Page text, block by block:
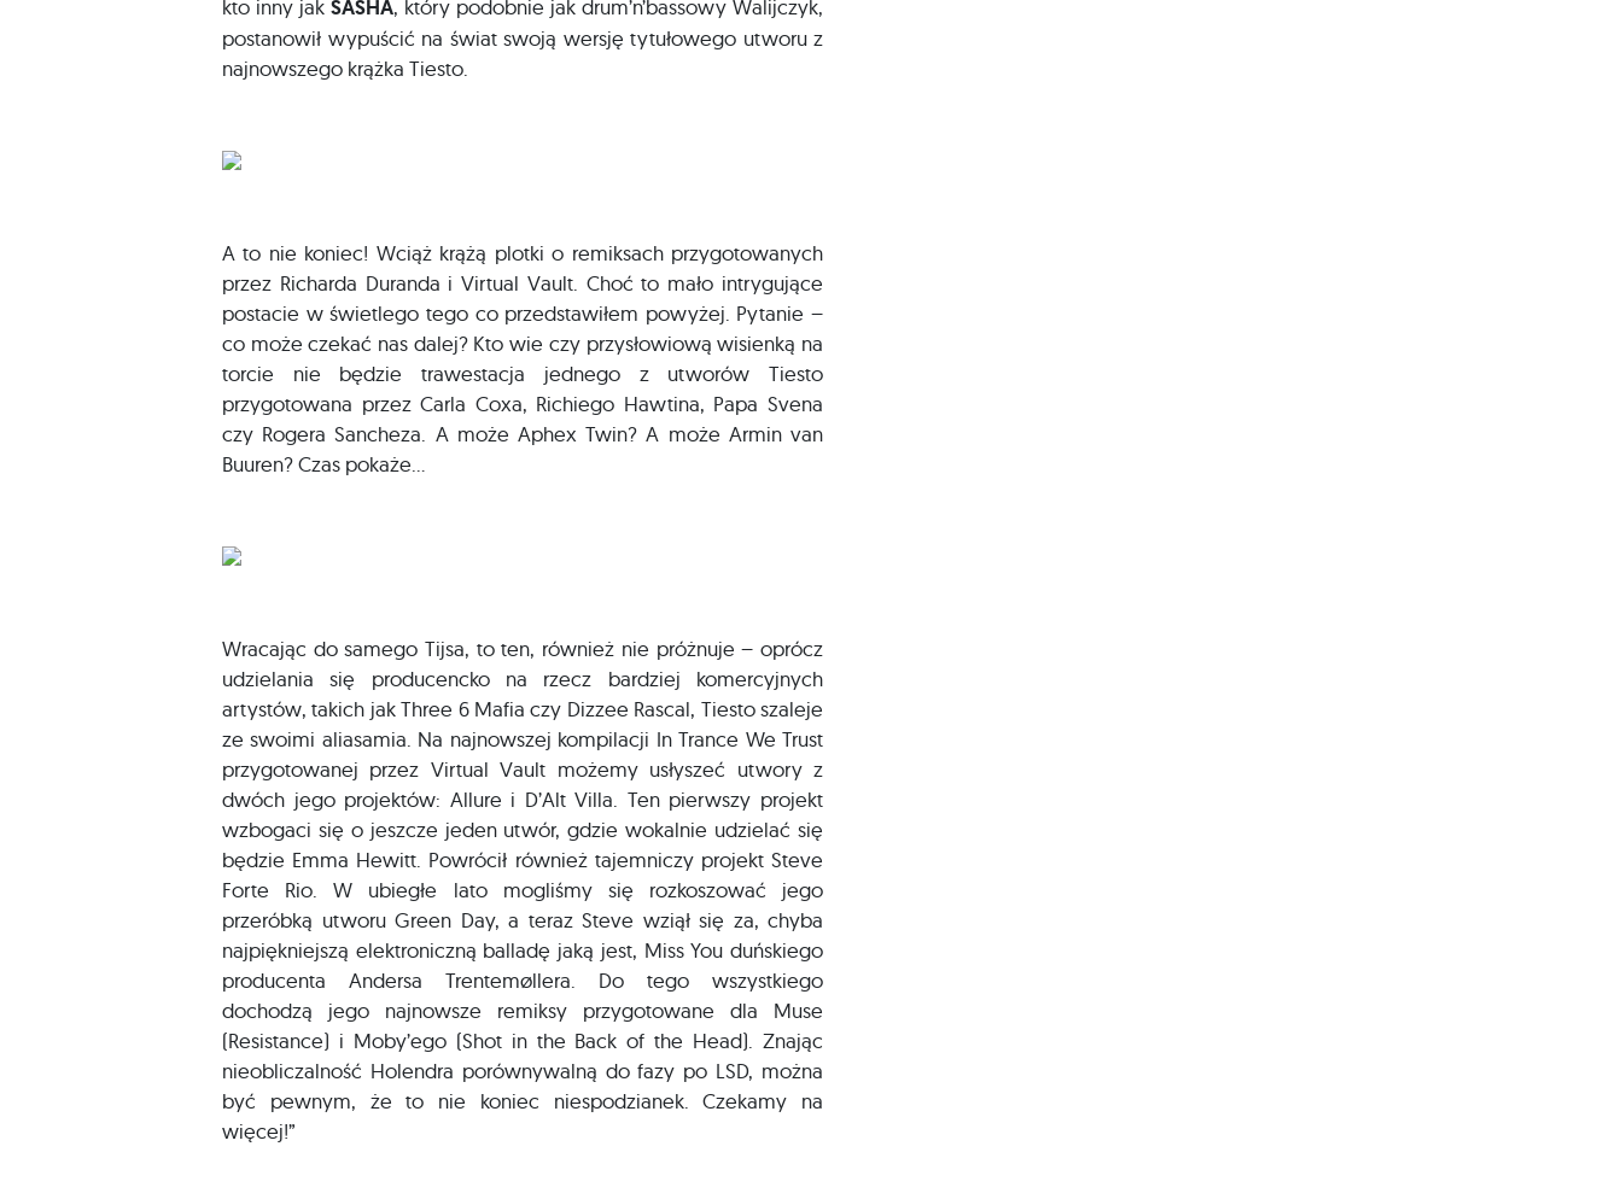
kto inny jak SASHA, który podobnie jak drum’n’bassowy Walijczyk,
postanowił wypuścić na świat swoją wersję tytułowego utworu z
najnowszego krążka Tiesto.
A to nie koniec! Wciąż krążą plotki o remiksach przygotowanych
przez Richarda Duranda i Virtual Vault. Choć to mało intrygujące
postacie w świetlego tego co przedstawiłem powyżej. Pytanie –
co może czekać nas dalej? Kto wie czy przysłowiową wisienką na
torcie nie będzie trawestacja jednego z utworów Tiesto
przygotowana przez Carla Coxa, Richiego Hawtina, Papa Svena
czy Rogera Sancheza. A może Aphex Twin? A może Armin van
Buuren? Czas pokaże…
Wracając do samego Tijsa, to ten, również nie próżnuje – oprócz
udzielania się producencko na rzecz bardziej komercyjnych
artystów, takich jak Three 6 Mafia czy Dizzee Rascal, Tiesto szaleje
ze swoimi aliasamia. Na najnowszej kompilacji In Trance We Trust
przygotowanej przez Virtual Vault możemy usłyszeć utwory z
dwóch jego projektów: Allure i D’Alt Villa. Ten pierwszy projekt
wzbogaci się o jeszcze jeden utwór, gdzie wokalnie udzielać się
będzie Emma Hewitt. Powrócił również tajemniczy projekt Steve
Forte Rio. W ubiegłe lato mogliśmy się rozkoszować jego
przeróbką utworu Green Day, a teraz Steve wziął się za, chyba
najpiękniejszą elektroniczną balladę jaką jest, Miss You duńskiego
producenta Andersa Trentemøllera. Do tego wszystkiego
dochodzą jego najnowsze remiksy przygotowane dla Muse
(Resistance) i Moby’ego (Shot in the Back of the Head). Znając
nieobliczalność Holendra porównywalną do fazy po LSD, można
być pewnym, że to nie koniec niespodzianek. Czekamy na
więcej!”